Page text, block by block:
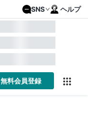
SNS ヘルプ
無料会員登録